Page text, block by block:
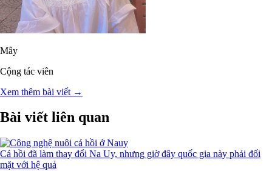
Mây
Cộng tác viên
Xem thêm bài viết →
Bài viết liên quan
Cá hồi đã làm thay đổi Na Uy, nhưng giờ đây quốc gia này phải đối
mặt với hệ quả